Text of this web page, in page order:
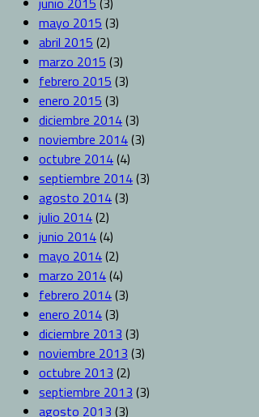
mayo 2015 (3)
abril 2015 (2)
marzo 2015 (3)
febrero 2015 (3)
enero 2015 (3)
diciembre 2014(3)
noviembre 2014(3)
octubre 2014(4)
septiembre 2014(3)
agosto 2014(3)
julio 2014(2)
junio 2014(4)
mayo 2014(2)
marzo 2014(4)
febrero 2014(3)
enero 2014(3)
diciembre 2013 (3)
noviembre 2013 (3)
octubre 2013 (2)
septiembre 2013 (3)
agosto 2013 (3)